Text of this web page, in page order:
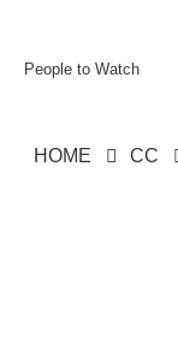
People to Watch
HOME CC